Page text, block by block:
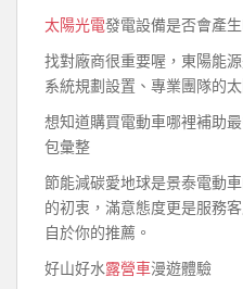
太陽光電發電設備是否會產
找對廠商很重要喔，東陽能
系統規劃設置、專業團隊的
想知道購買電動車哪裡補助
包彙整
節能減碳愛地球是景泰電動
的初衷，滿意態度更是服務
自於你的推薦。
好山好水露營車漫遊體驗